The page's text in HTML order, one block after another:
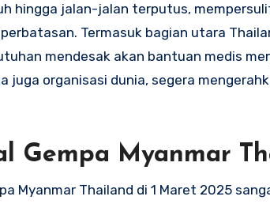
hingga jalan-jalan terputus,
Termasuk bagian utara
mendesak akan bantuan medis
juga organisasi dunia, segera
Gempa Myanmar
Myanmar Thailand di 1 Maret 2025